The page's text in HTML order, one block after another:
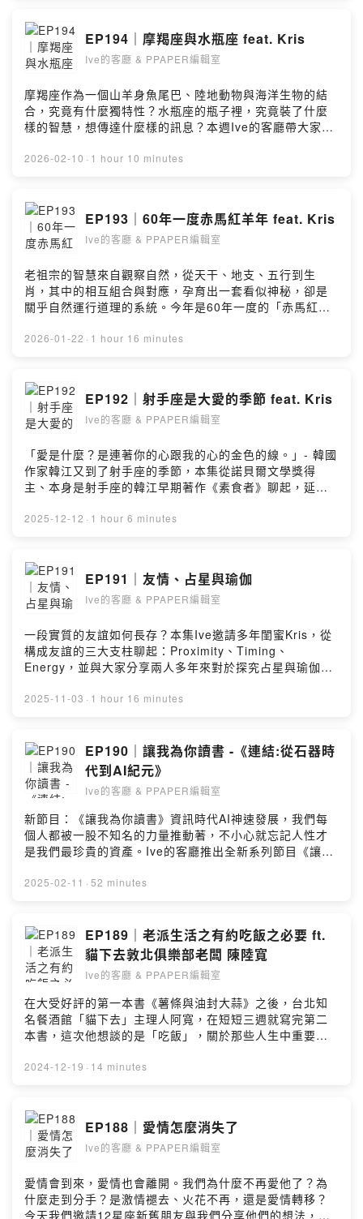
twWebsite ▶ https://www.ppaper.netEmail ▶
podcast@ppaper.net留言告訴我你對這一集的想法：
https://open.firstory.me/user/cl7797t60017701te4mo
EP194｜摩羯座與水瓶座 feat. Kris
Ive的客廳 & PPAPER編輯室
摩羯座作為一個山羊身魚尾巴、陸地動物與海洋生物的結
合，究竟有什麼獨特性？水瓶座的瓶子裡，究竟裝了什麼
樣的智慧，想傳達什麼樣的訊息？本週Ive的客廳帶大家從
水瓶座體制外精神。－Instagram ▶
podcast@ppaper.net留言告訴我你對這一集的想法：
https://open.firstory.me/user/cl7797t60017701te4mo
o46f5/commentsPowered by Firstory Hosting
2026-02-10 · 1 hour 10 minutes
EP193｜60年一度赤馬紅羊年 feat. Kris
Ive的客廳 & PPAPER編輯室
老祖宗的智慧來自觀察自然，從天干、地支、五行到生
肖，其中的相互組合與對應，孕育出一套看似神秘，卻是
關乎自然運行道理的系統。今年是60年一度的「赤馬紅羊
來理解何謂赤馬紅羊，提醒大家自然的能量俯拾即是，我
https://www.instagram.com/ive.ppaper/?hl=zh-
twWebsite ▶ https://www.ppaper.netEmail ▶
podcast@ppaper.net留言告訴我你對這一集的想法：
o46f5/commentsPowered by Firstory Hosting
2026-01-22 · 1 hour 16 minutes
EP192｜射手座是大愛的季節 feat. Kris
Ive的客廳 & PPAPER編輯室
「愛是什麼？是連著你的心跟我的心的金色的線。」- 韓國
作家韓江又到了射手座的季節，本集從諾貝爾文學獎得
主、本身是射手座的韓江早期著作《素食者》聊起，延伸
性連結，以及大愛的追求...－Instagram ▶
podcast@ppaper.net留言告訴我你對這一集的想法：
https://open.firstory.me/user/cl7797t60017701te4mo
o46f5/commentsPowered by Firstory Hosting
2025-12-12 · 1 hour 6 minutes
EP191｜友情、占星與瑜伽
Ive的客廳 & PPAPER編輯室
一段實質的友誼如何長存？本集Ive邀請多年閨蜜Kris，從
構成友誼的三大支柱聊起：Proximity、Timing、
Energy，並與大家分享兩人多年來對於探究占星與瑜伽的
－Instagram ▶
podcast@ppaper.net留言告訴我你對這一集的想法：
https://open.firstory.me/user/cl7797t60017701te4mo
o46f5/commentsPowered by Firstory Hosting
2025-11-03 · 1 hour 16 minutes
EP190｜讓我為你讀書 -《連結:從石器時
代到AI紀元》
Ive的客廳 & PPAPER編輯室
新節目：《讓我為你讀書》資訊時代AI神速發展，我們每
個人都被一股不知名的力量推動著，不小心就忘記人性才
是我們最珍貴的資產。Ive的客廳推出全新系列節目《讓我
與智性的觀點，重新為人性的光輝喝采。You are what
與作家Yuval Noah Harari從小就著迷於於生命的大哉問，
他希望透過深入淺出的語言，為大人，也為孩子們解答疑
惑。本書Yuval從歷史與人類文明演進的觀點，揭示了人類
發展AI人工智慧的隱憂。AI越快，人類就該越慢，把心靜
下來，確實抓住人性的價值...－Instagram ▶
https://www.instagram.com/ive.ppaper/?hl=zh-
twWebsite ▶ https://www.ppaper.netEmail ▶
podcast@ppaper.net留言告訴我你對這一集的想法：
https://open.firstory.me/user/cl7797t60017701te4mo
2025-02-11 · 52 minutes
EP189｜老派生活之有約吃飯之必要 ft.
貓下去敦北俱樂部老闆 陳陸寬
Ive的客廳 & PPAPER編輯室
在大受好評的第一本書《薯條與油封大蒜》之後，台北知
名餐酒館「貓下去」主理人阿寬，在短短三週就寫完第二
本書，這次他想談的是「吃飯」，關於那些人生中重要的
會他吃飯的人...－Instagram ▶
podcast@ppaper.net留言告訴我你對這一集的想法：
https://open.firstory.me/user/cl7797t60017701te4mo
o46f5/commentsPowered by Firstory Hosting
2024-12-19 · 14 minutes
EP188｜愛情怎麼消失了
Ive的客廳 & PPAPER編輯室
愛情會到來，愛情也會離開。我們為什麼不再愛他了？為
什麼走到分手？是激情褪去、火花不再，還是愛情轉移？
今天我們邀請12星座新舊朋友與我們分享他們的想法，也